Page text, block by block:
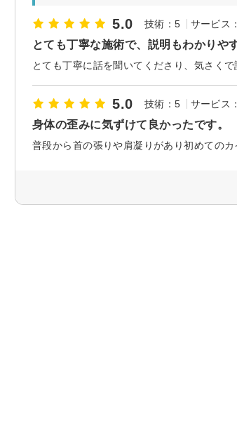
5.0 技術：5 サービス
とても丁寧な施術で、説明もわかりや
5.0 技術：5 サービス
身体の歪みに気ずけて良かったです。